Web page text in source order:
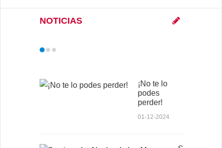
NOTICIAS
¡No te lo
podes
perder!
01-12-2024